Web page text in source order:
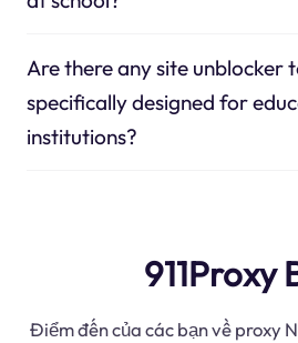
Are there any site unblocker
specifically designed for
institutions?
911Proxy
Điểm đến của các bạn về proxy